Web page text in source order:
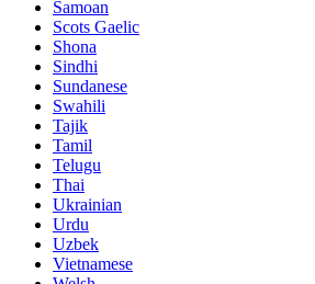
Samoan
Scots Gaelic
Shona
Sindhi
Sundanese
Swahili
Tajik
Tamil
Telugu
Thai
Ukrainian
Urdu
Uzbek
Vietnamese